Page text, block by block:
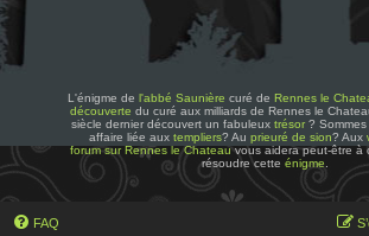
L'énigme de l'abbé Saunière curé de Rennes le
découverte du curé aux milliards de Rennes le
siècle dernier découvert un fabuleux trésor? Sommes
affaire liée aux templiers? Au prieuré de sion? Aux
forum sur Rennes le Chateauvous aidera peut-être à
résoudre cetteénigme
FAQ